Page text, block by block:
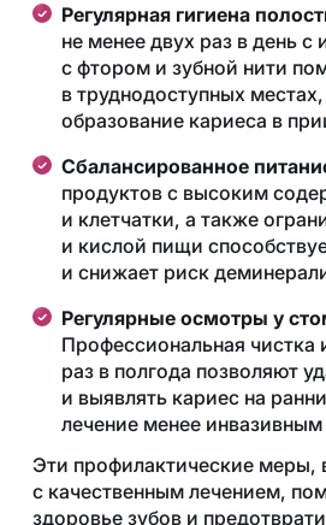
Регулярная гигиена
не менее двух раз в день с
с фтором и зубной нити
в труднодоступных
образование кариеса в
Сбалансированное
продуктов с высоким
и клетчатки, а также
и кислой пищи
и снижает риск
Регулярные осмотры у
Профессиональная чистка
раз в полгода позволяют
и выявлять кариес на
лечение менее
Эти профилактические меры,
с качественным лечением,
здоровье зубов и